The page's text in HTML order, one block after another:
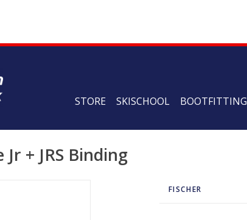
STORE SKISCHOOL BOOTFITTING
Jr + JRS Binding
FISCHER